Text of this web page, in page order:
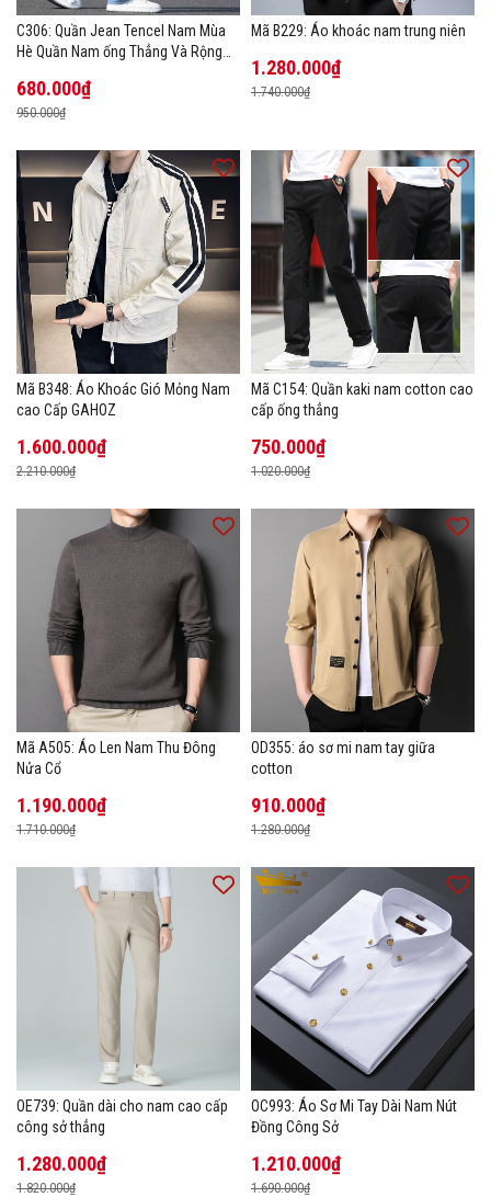
C306: Quần Jean Tencel Nam Mùa
Hè Quần Nam ống Thẳng Và Rộng
680.000₫
950.000₫
Mã B229: Áo khoác nam trung niên
1.280.000₫
1.740.000₫
Mã B348: Áo Khoác Gió Mỏng Nam
cao Cấp GAHOZ
1.600.000₫
2.210.000₫
Mã C154: Quần kaki nam cotton cao
cấp ống thẳng
750.000₫
1.020.000₫
Mã A505: Áo Len Nam Thu Đông
Nửa Cổ
1.190.000₫
1.710.000₫
OD355: áo sơ mi nam tay giữa
cotton
910.000₫
1.280.000₫
OE739: Quần dài cho nam cao cấp
công sở thẳng
1.280.000₫
1.820.000₫
OC993: Áo Sơ Mi Tay Dài Nam Nút
Đồng Công Sở
1.210.000₫
1.690.000₫